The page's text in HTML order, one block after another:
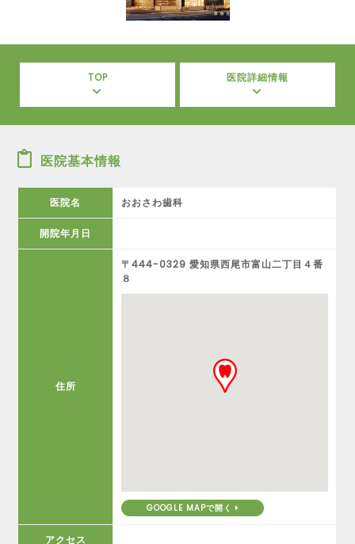
TOP 医院詳細情報
医院基本情報
医院名 おおさわ歯科
開院年月日
住所
〒444-0329 愛知県西尾市富山二丁目４番
８
GOOGLE MAPで開く
アクセス